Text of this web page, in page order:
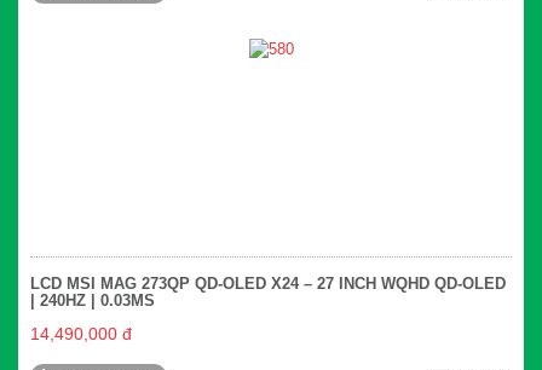
LCD MSI MAG 273QP QD-OLED X24 – 27 INCH WQHD QD-OLED
| 240HZ | 0.03MS
14,490,000 đ